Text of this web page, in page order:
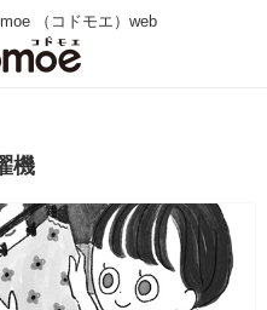
（コドモエ）web
機